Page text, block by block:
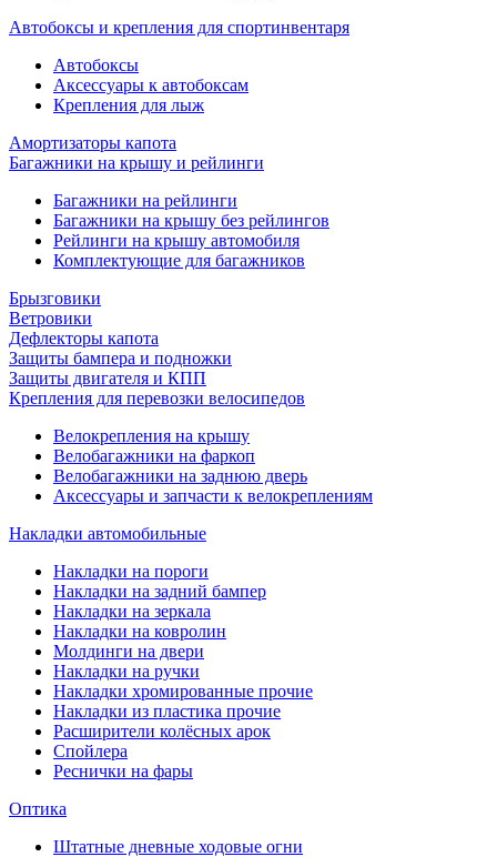
Автобоксы и крепления для спортинвентаря
Автобоксы
Аксессуары к автобоксам
Крепления для лыж
Амортизаторы капота
Багажники на крышу и рейлинги
Багажники на рейлинги
Багажники на крышу без рейлингов
Рейлинги на крышу автомобиля
Комплектующие для багажников
Брызговики
Ветровики
Дефлекторы капота
Защиты бампера и подножки
Защиты двигателя и КПП
Крепления для перевозки велосипедов
Велокрепления на крышу
Велобагажники на фаркоп
Велобагажники на заднюю дверь
Аксессуары и запчасти к велокреплениям
Накладки автомобильные
Накладки на пороги
Накладки на задний бампер
Накладки на зеркала
Накладки на ковролин
Молдинги на двери
Накладки на ручки
Накладки хромированные прочие
Накладки из пластика прочие
Расширители колёсных арок
Спойлера
Реснички на фары
Оптика
Штатные дневные ходовые огни